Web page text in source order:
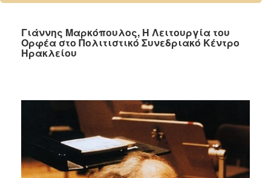
2024
2022
2021
2019
2017
2016
2015
Γιάννης Μαρκόπουλος, Η Λειτουργία του
Ορφέα στο Πολιτιστικό Συνεδριακό Κέντρο
Ηρακλείου